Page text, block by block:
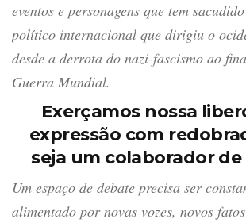
eventos e personagens que tem
político internacional que dirigiu o
desde a derrota do nazi-fascismo ao
Guerra Mundial.
Exerçamos nossa
expressão com
seja um colaborador de
Um espaço de debate precisa ser
alimentado por novas vozes, novos